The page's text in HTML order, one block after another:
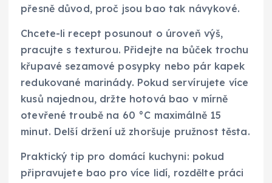
přesně důvod, proč jsou bao tak návykové.
Chcete-li recept posunout o úroveň výš,
pracujte s texturou. Přidejte na bůček trochu
křupavé sezamové posypky nebo pár kapek
redukované marinády. Pokud servírujete více
kusů najednou, držte hotová bao v mírně
otevřené troubě na 60 °C maximálně 15
minut. Delší držení už zhoršuje pružnost těsta.
Praktický tip pro domácí kuchyni: pokud
připravujete bao pro více lidí, rozdělte práci